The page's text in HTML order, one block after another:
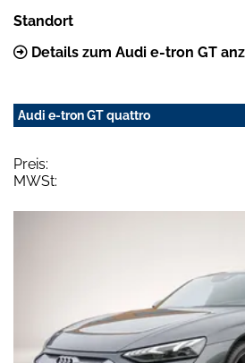
Standort
Details zum Audi e-tron GT
Audi e-tron GT quattro
Preis:
MWSt: